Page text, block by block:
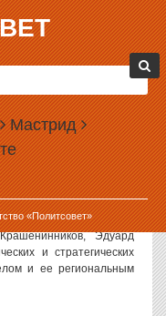
Мастрид
«Политсовет»
ОТДЕЛЕНИЯ
ДАСТ ПРЕСС-
Свердловского
Свободы «За
Лидер организации,
Думы Леонид Волков и
Грезев, Александр
Эдуард
и стратегических
и ее региональным